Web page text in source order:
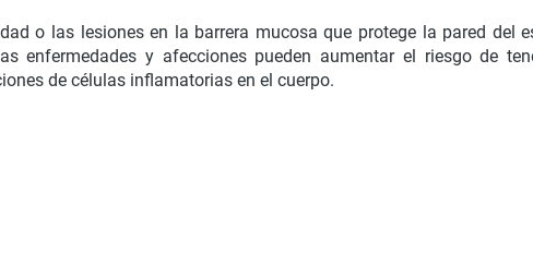
o las lesiones en la barrera mucosa que protege la pared del
enfermedades y afecciones pueden aumentar el riesgo de
de células inflamatorias en el cuerpo.